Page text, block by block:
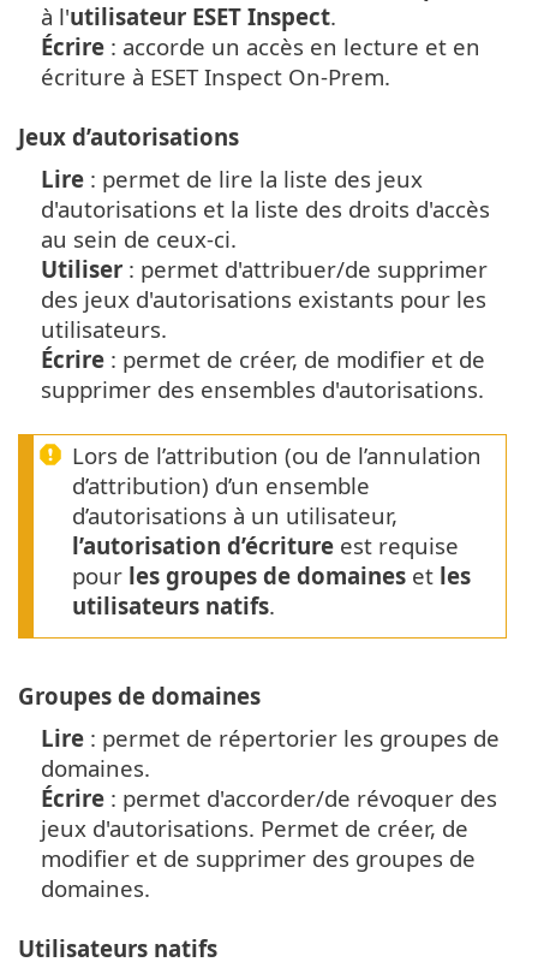
à l'utilisateur ESET Inspect.
Écrire : accorde un accès en lecture et en
écriture à ESET Inspect On-Prem.
Jeux d’autorisations
Lire : permet de lire la liste des jeux
d'autorisations et la liste des droits d'accès
au sein de ceux-ci.
Utiliser : permet d'attribuer/de supprimer
des jeux d'autorisations existants pour les
utilisateurs.
Écrire : permet de créer, de modifier et de
supprimer des ensembles d'autorisations.
Lors de l’attribution (ou de l’annulation
d’attribution) d’un ensemble
d’autorisations à un utilisateur,
l’autorisation d’écriture est requise
pour les groupes de domaines et les
utilisateurs natifs.
Groupes de domaines
Lire : permet de répertorier les groupes de
domaines.
Écrire : permet d'accorder/de révoquer des
jeux d'autorisations. Permet de créer, de
modifier et de supprimer des groupes de
domaines.
Utilisateurs natifs